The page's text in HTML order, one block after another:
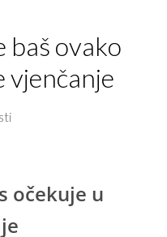
baš ovako
vjenčanje
očekuje u